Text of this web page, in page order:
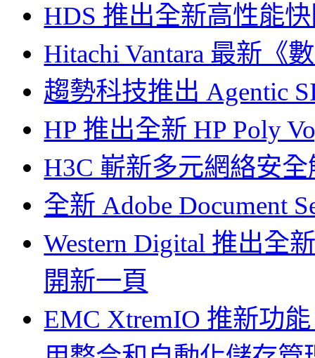
HDS 推出全新高性能
Hitachi Vantara 最新《
趨勢科技推出 Agentic
HP 推出全新 HP Poly
H3C 嶄新多元網絡安
全新 Adobe Document
Western Digital 推出全
開新一頁
EMC XtremIO 推新功